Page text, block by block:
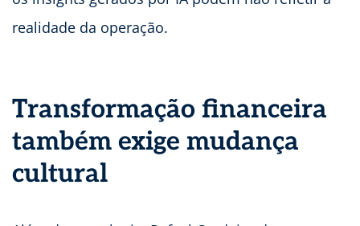
realidade da operação.
Transformação financeira
também exige mudança
cultural